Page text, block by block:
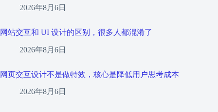
2026年8月6日
网站交互和 UI 设计的区别，很多人都混淆了
2026年8月6日
网页交互设计不是做特效，核心是降低用户思考成本
2026年8月6日